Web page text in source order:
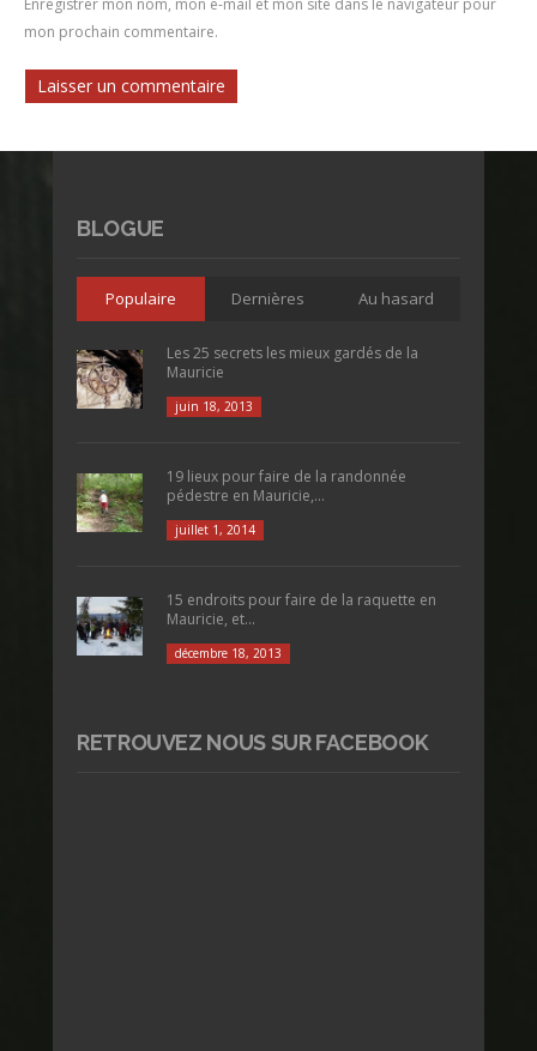
Enregistrer mon nom, mon e-mail et mon site dans le navigateur pour
mon prochain commentaire.
BLOGUE
Populaire Dernières Au hasard
Les 25 secrets les mieux gardés de la
Mauricie
juin 18, 2013
19 lieux pour faire de la randonnée
pédestre en Mauricie,...
juillet 1, 2014
15 endroits pour faire de la raquette en
Mauricie, et...
décembre 18, 2013
RETROUVEZ NOUS SUR FACEBOOK